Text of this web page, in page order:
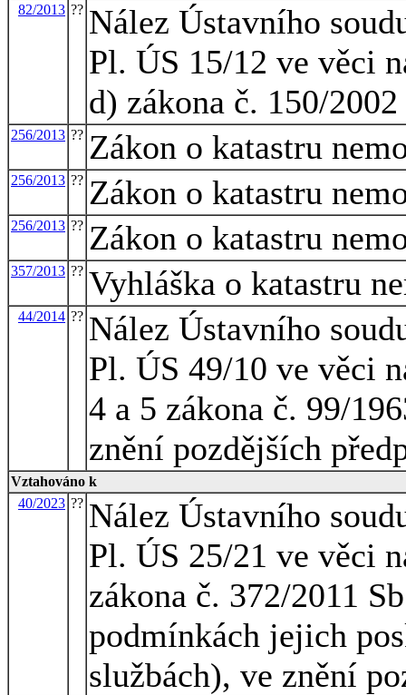
82/2013 ?? Nález Ústavního
Pl. ÚS 15/12 ve věci
d) zákona č. 150/
256/2013 ?? Zákon o katastru
256/2013 ?? Zákon o katastru
256/2013 ?? Zákon o katastru
357/2013 ?? Vyhláška o katastru
44/2014 ?? Nález Ústavního
Pl. ÚS 49/10 ve věci
4 a 5 zákona č. 99/
znění pozdějších
Vztahováno k
40/2023 ?? Nález Ústavního
Pl. ÚS 25/21 ve věci
zákona č. 372/2011
podmínkách jejich
službách), ve znění